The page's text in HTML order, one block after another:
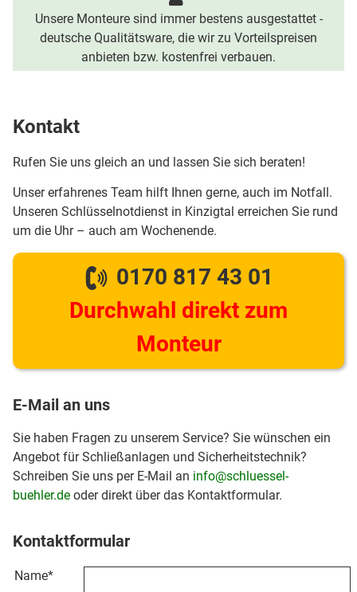
Unsere Monteure sind immer bestens ausgestattet -
deutsche Qualitätsware, die wir zu Vorteilspreisen
anbieten bzw. kostenfrei verbauen.
Kontakt
Rufen Sie uns gleich an und lassen Sie sich beraten!
Unser erfahrenes Team hilft Ihnen gerne, auch im Notfall.
Unseren Schlüsselnotdienst in Kinzigtal erreichen Sie rund
um die Uhr – auch am Wochenende.
0170 817 43 01
Durchwahl direkt zum
Monteur
E-Mail an uns
Sie haben Fragen zu unserem Service? Sie wünschen ein
Angebot für Schließanlagen und Sicherheitstechnik?
Schreiben Sie uns per E-Mail an info@schluessel-
buehler.de oder direkt über das Kontaktformular.
Kontaktformular
Name*